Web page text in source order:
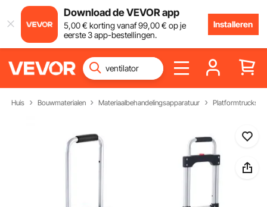
Download de VEVOR app
5,00€ korting vanaf99,00€ op je
eerste 3 app-bestellingen.
Installeren
Huis Bouwmaterialen Materiaalbehandelingsapparatuur Platformtrucks